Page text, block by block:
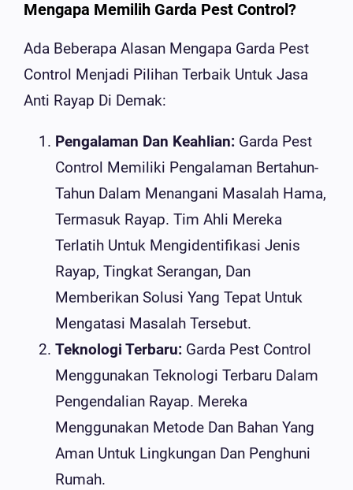
Mengapa Memilih Garda Pest Control?
Ada Beberapa Alasan Mengapa Garda Pest
Control Menjadi Pilihan Terbaik Untuk Jasa
Anti Rayap Di Demak:
Pengalaman Dan Keahlian: Garda Pest
Control Memiliki Pengalaman Bertahun-
Tahun Dalam Menangani Masalah Hama,
Termasuk Rayap. Tim Ahli Mereka
Terlatih Untuk Mengidentifikasi Jenis
Rayap, Tingkat Serangan, Dan
Memberikan Solusi Yang Tepat Untuk
Mengatasi Masalah Tersebut.
Teknologi Terbaru: Garda Pest Control
Menggunakan Teknologi Terbaru Dalam
Pengendalian Rayap. Mereka
Menggunakan Metode Dan Bahan Yang
Aman Untuk Lingkungan Dan Penghuni
Rumah.